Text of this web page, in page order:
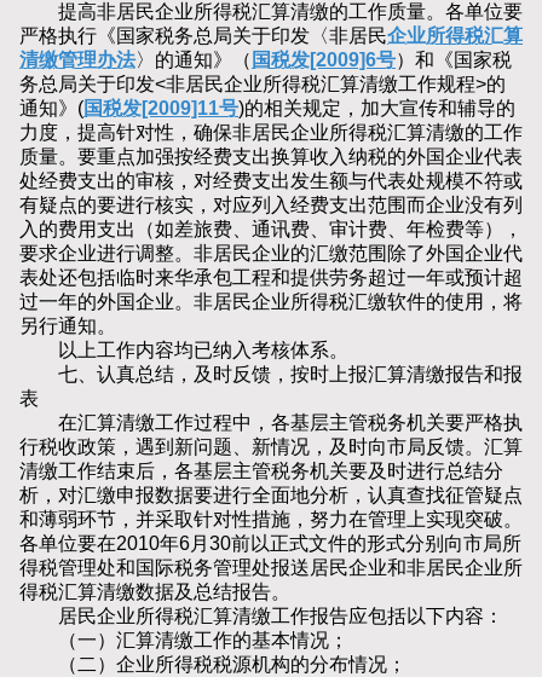
提高非居民企业所得税汇算清缴的工作质量。各单位要
严格执行《国家税务总局关于印发〈非居民企业所得税汇算
清缴管理办法〉的通知》（ 国税发[2009]6号）和《国家税
务总局关于印发<非居民企业所得税汇算清缴工作规程>的
通知》(国税发[2009]11号)的相关规定，加大宣传和辅导的
力度，提高针对性，确保非居民企业所得税汇算清缴的工作
质量。要重点加强按经费支出换算收入纳税的外国企业代表
处经费支出的审核，对经费支出发生额与代表处规模不符或
有疑点的要进行核实，对应列入经费支出范围而企业没有列
入的费用支出（如差旅费、通讯费、审计费、年检费等），
要求企业进行调整。非居民企业的汇缴范围除了外国企业代
表处还包括临时来华承包工程和提供劳务超过一年或预计超
过一年的外国企业。非居民企业所得税汇缴软件的使用，将
另行通知。
以上工作内容均已纳入考核体系。
七、认真总结，及时反馈，按时上报汇算清缴报告和报
表
在汇算清缴工作过程中，各基层主管税务机关要严格执
行税收政策，遇到新问题、新情况，及时向市局反馈。汇算
清缴工作结束后，各基层主管税务机关要及时进行总结分
析，对汇缴申报数据要进行全面地分析，认真查找征管疑点
和薄弱环节，并采取针对性措施，努力在管理上实现突破。
各单位要在2010年6月30前以正式文件的形式分别向市局所
得税管理处和国际税务管理处报送居民企业和非居民企业所
得税汇算清缴数据及总结报告。
居民企业所得税汇算清缴工作报告应包括以下内容：
（一）汇算清缴工作的基本情况；
（二）企业所得税税源机构的分布情况；